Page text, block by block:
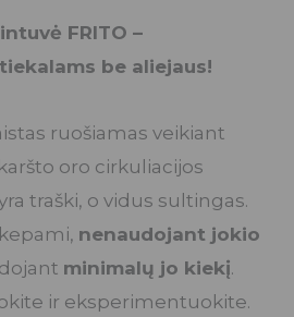
FRITO –
be aliejaus!
ruošiamas veikiant
oro cirkuliacijos
traški, o vidus sultingas.
nenaudojant jokio
minimalų jo kiekį.
ir eksperimentuokite.